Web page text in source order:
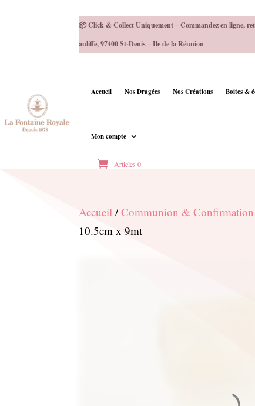
📦 Click & Collect Uniquement – Commandez en ligne,
auliffe, 97400 St-Denis – Ile de la Réunion
Accueil Nos Dragées Nos Créations Boites &
Mon compte
Articles 0
Accueil /Communion & Confirmation
10.5cm x 9mt